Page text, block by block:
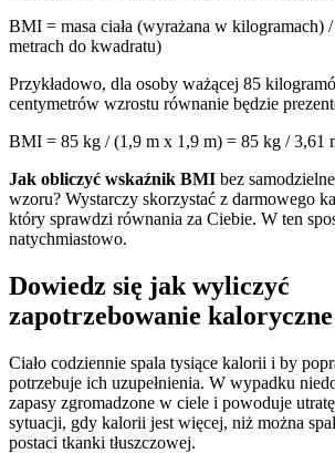
BMI = masa ciała (wyrażana w kilogramach)
metrach do kwadratu)
Przykładowo, dla osoby ważącej 85
centymetrów wzrostu równanie będzie
BMI = 85 kg / (1,9 m x 1,9 m) = 85 kg / 3,61
Jak obliczyć wskaźnik BMI bez
wzoru? Wystarczy skorzystać z darmowego
który sprawdzi równania za Ciebie. W ten
natychmiastowo.
Dowiedz się jak wyliczyć
zapotrzebowanie kaloryczne
Ciało codziennie spala tysiące kalorii i by
potrzebuje ich uzupełnienia. W wypadku
zapasy zgromadzone w ciele i powoduje
sytuacji, gdy kalorii jest więcej, niż można
postaci tkanki tłuszczowej.